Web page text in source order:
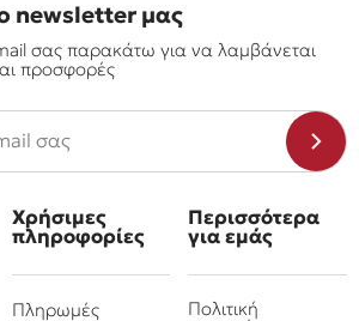
newsletter μας
σας παρακάτω για να λαμβάνεται
προσφορές
Χρήσιμες
πληροφορίες
Πληρωμές
Περισσότερα
για εμάς
Πολιτική